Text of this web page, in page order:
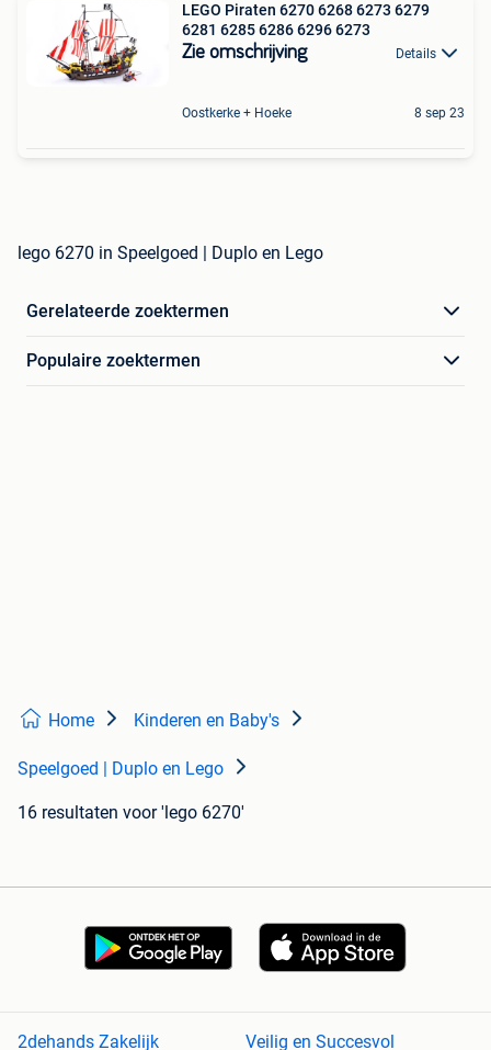
LEGO Piraten 6270 6268 6273 6279
6281 6285 6286 6296 6273
Zie omschrijving Details
Oostkerke + Hoeke 8 sep 23
lego 6270 in Speelgoed | Duplo en Lego
Gerelateerde zoektermen
Populaire zoektermen
Home Kinderen en Baby's
Speelgoed | Duplo en Lego
16 resultaten voor 'lego 6270'
2dehands Zakelijk Veilig en Succesvol